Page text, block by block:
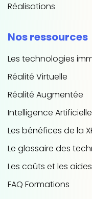
Réalisations
Nos ressources
Les technologies
Réalité Virtuelle
Réalité Augmentée
Intelligence Artificielle
Les bénéfices de la
Le glossaire des
Les coûts et les
FAQ Formations